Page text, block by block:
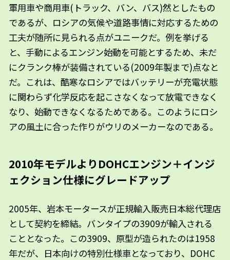
軍用車や商用車(トラック、バン、バス)然としたもの
であるが、ロシアの気候や道路事情に対応するための
工夫が随所に見られる点がユニークだ。例を挙げる
と、手動によるエンジン始動を可能とするため、未だ
にクランク棒が装備されている(2009年製まで)点なと
だ。これは、酷寒なロシアではバッテリーが充電状態
に関わらず化学反応を起こさなくなって放電できなく
なり、始動できなくなるためである。このようにロシ
アの風土に合った作りがウリのメーカーなのである。
2010年モデルよりDOHCエンジン＋インジ
ェクション仕様にグレードアップ
2005年、岩本モータースが正規輸入販売日本総代理店
として契約を締結。バンタイプの3909が輸入される
こととなった。この3909、原型が造られたのは1958
年だが、日本向けの特別仕様車となっており、DOHC